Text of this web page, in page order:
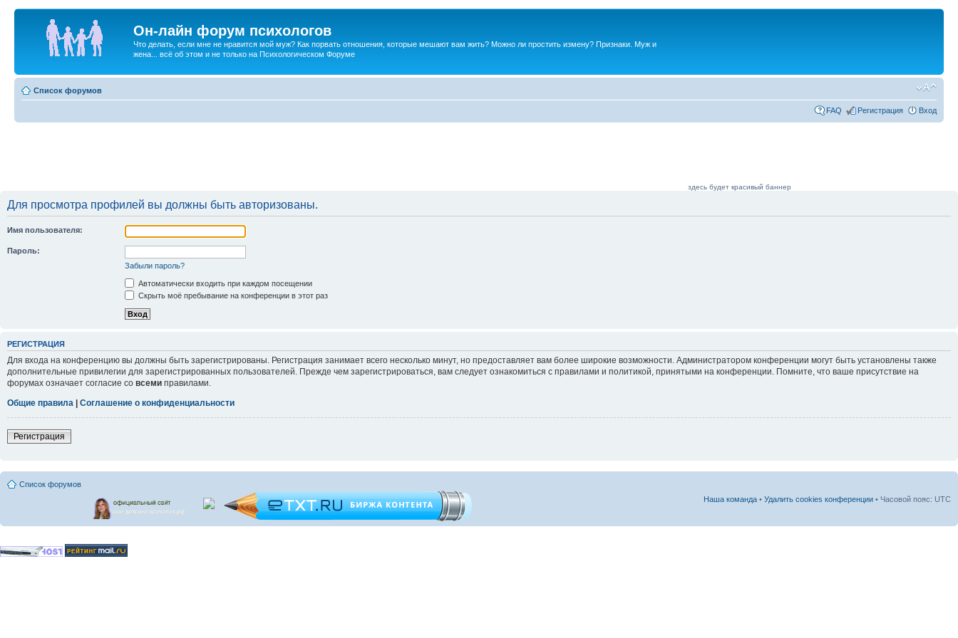
Он-лайн форум психологов
Что делать, если мне не нравится мой муж? Как порвать отношения, которые мешают вам жить? Можно ли простить измену? Признаки. Муж и
жена... всё об этом и не только на Психологическом Форуме
Список форумов
FAQ Регистрация Вход
здесь будет красивый баннер
Для просмотра профилей вы должны быть авторизованы.
Имя пользователя:
Пароль:
Забыли пароль?
Автоматически входить при каждом посещении
Скрыть моё пребывание на конференции в этот раз
РЕГИСТРАЦИЯ
Для входа на конференцию вы должны быть зарегистрированы. Регистрация занимает всего несколько минут, но предоставляет вам более широкие возможности. Администратором конференции могут быть установлены также
дополнительные привилегии для зарегистрированных пользователей. Прежде чем зарегистрироваться, вам следует ознакомиться с правилами и политикой, принятыми на конференции. Помните, что ваше присутствие на
форумах означает согласие со всеми правилами.
Общие правила
Соглашение о конфиденциальности
Регистрация
Список форумов
Наша команда • Удалить cookies конференции • Часовой пояс: UTC